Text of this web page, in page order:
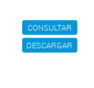
CONSULTAR
DESCARGAR